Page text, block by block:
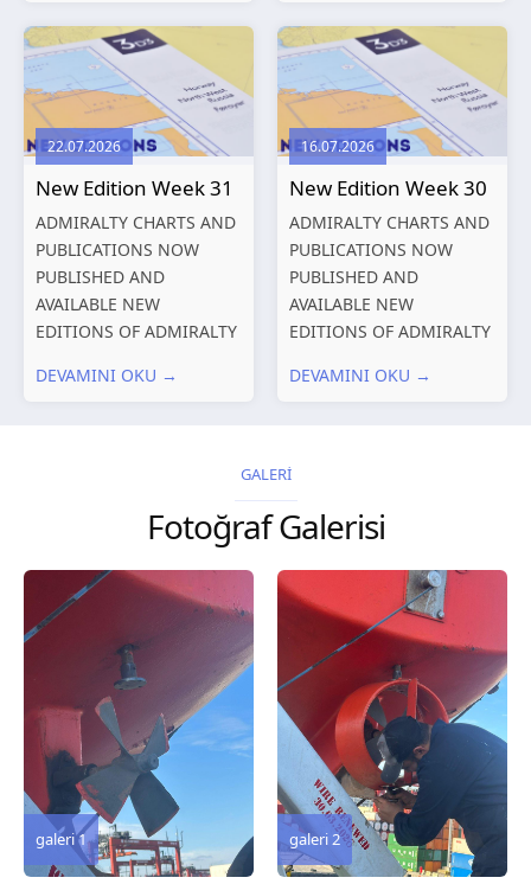
Charts published 13
August 2026 Chart
Title, limits
and other remarks
319
International chart
Charts published 06
August 2026 Chart Title,
limits and other remarks
1602 China – Chang...
22.07.2026
New Edition Week 31
ADMIRALTY CHARTS AND
PUBLICATIONS NOW
PUBLISHED AND
AVAILABLE NEW
EDITIONS OF ADMIRALTY
PUBLICATIONS New
remarks 127 Korea
DEVAMINI OKU →
16.07.2026
New Edition Week 30
ADMIRALTY CHARTS AND
PUBLICATIONS NOW
PUBLISHED AND
AVAILABLE NEW
EDITIONS OF ADMIRALTY
PUBLICATIONS New
2026 Chart
Title, limits and other
remarks 67 Gulf of...
DEVAMINI OKU →
GALERİ
Fotoğraf Galerisi
galeri 2
galeri 3